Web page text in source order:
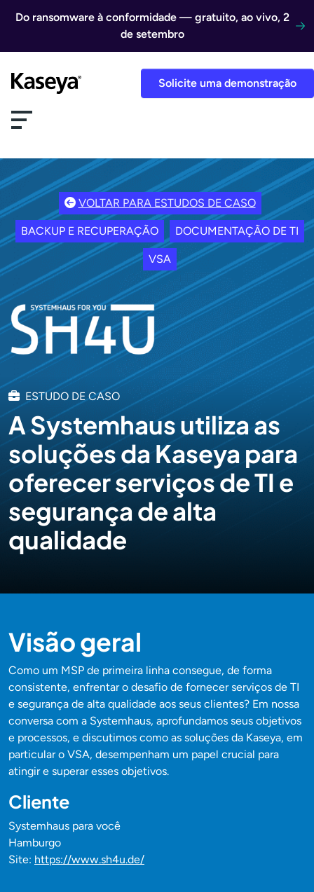
Do ransomware à conformidade — gratuito, ao vivo, 2
de setembro
Solicite uma demonstração
VOLTAR PARA ESTUDOS DE CASO
BACKUP E RECUPERAÇÃO DOCUMENTAÇÃO DE TI
VSA
ESTUDO DE CASO
A Systemhaus utiliza as
soluções da Kaseya para
oferecer serviços de TI e
segurança de alta
qualidade
Visão geral
Como um MSP de primeira linha consegue, de forma
consistente, enfrentar o desafio de fornecer serviços de TI
e segurança de alta qualidade aos seus clientes? Em nossa
conversa com a Systemhaus, aprofundamos seus objetivos
e processos, e discutimos como as soluções da Kaseya, em
particular o VSA, desempenham um papel crucial para
atingir e superar esses objetivos.
Cliente
Systemhaus para você
Hamburgo
Site: https://www.sh4u.de/